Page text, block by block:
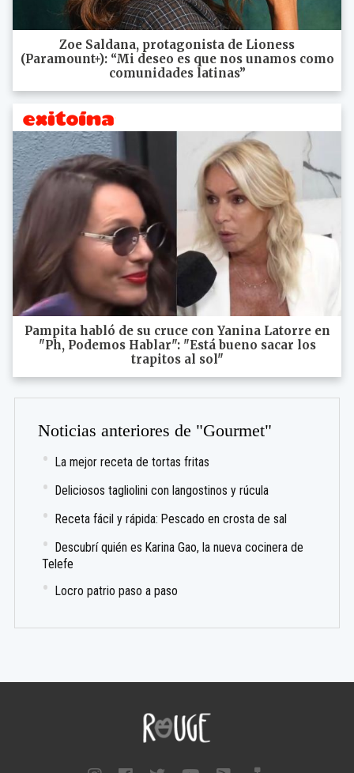
Zoe Saldana, protagonista de Lioness
(Paramount+): “Mi deseo es que nos unamos como
comunidades latinas”
Pampita habló de su cruce con Yanina Latorre en
"Ph, Podemos Hablar": "Está bueno sacar los
trapitos al sol"
Noticias anteriores de "Gourmet"
La mejor receta de tortas fritas
Deliciosos tagliolini con langostinos y rúcula
Receta fácil y rápida: Pescado en crosta de sal
Descubrí quién es Karina Gao, la nueva cocinera de
Telefe
Locro patrio paso a paso